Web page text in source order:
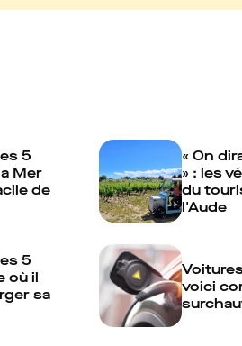
5
Mer
de
« On
» : les
du
l'Aude
5
où il
sa
voici